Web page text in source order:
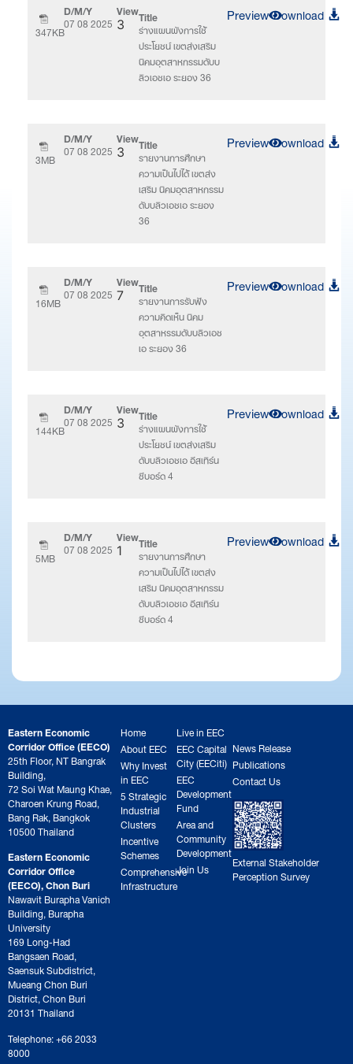
347KB
D/M/Y
07 08 2025
View
3 Title
ร่างแผนผังการใช้
ประโยชน์ เขตส่งเสริม
นิคมอุตสาหกรรมดับบ
ลิวเอชเอ ระยอง 36
PreviewDownload
3MB
D/M/Y
07 08 2025
View
3 Title
รายงานการศึกษา
ความเป็นไปได้ เขตส่ง
เสริม นิคมอุตสาหกรรม
ดับบลิวเอชเอ ระยอง
36
PreviewDownload
16MB
D/M/Y
07 08 2025
View
7 Title
รายงานการรับฟัง
ความคิดเห็น นิคม
อุตสาหรรมดับบลิวเอช
เอ ระยอง 36
PreviewDownload
144KB
D/M/Y
07 08 2025
View
3 Title
ร่างแผนผังการใช้
ประโยชน์ เขตส่งเสริม
ดับบลิวเอชเอ อีสเทิร์น
ซีบอร์ด 4
PreviewDownload
5MB
D/M/Y
07 08 2025
View
1 Title
รายงานการศึกษา
ความเป็นไปได้ เขตส่ง
เสริม นิคมอุตสาหกรรม
ดับบลิวเอชเอ อีสเทิร์น
ซีบอร์ด 4
PreviewDownload
Eastern Economic
Corridor Office (EECO)
25th Floor, NT Bangrak
Building,
72 Soi Wat Maung Khae,
Charoen Krung Road,
Bang Rak, Bangkok
10500 Thailand
Eastern Economic
Corridor Office
(EECO), Chon Buri
Nawavit Burapha Vanich
Building, Burapha
University
169 Long-Had
Bangsaen Road,
Saensuk Subdistrict,
Mueang Chon Buri
District, Chon Buri
20131 Thailand
Telephone: +66 2033
8000
Home
About EEC
Why Invest
in EEC
5 Strategic
Industrial
Clusters
Incentive
Schemes
Comprehensive
Infrastructure
Live in EEC
EEC Capital
City (EECiti)
EEC
Development
Fund
Area and
Community
Development
Join Us
News Release
Publications
Contact Us
External Stakeholder
Perception Survey